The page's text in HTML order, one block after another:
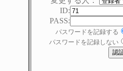
ID:
PASS:
パスワードを記録する
パスワードを記録しない